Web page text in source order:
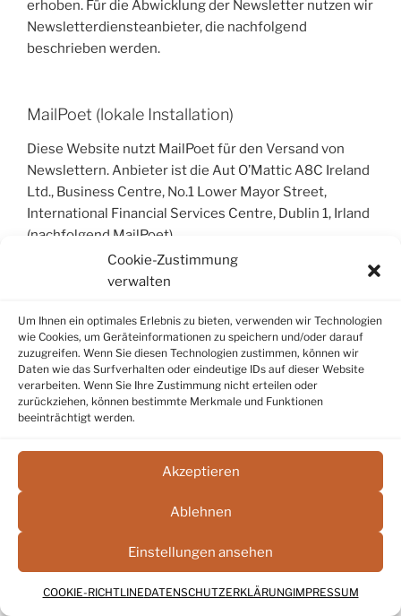
Cookie-Zustimmung
verwalten
Um Ihnen ein optimales Erlebnis zu bieten, verwenden wir Technologien
wie Cookies, um Geräteinformationen zu speichern und/oder darauf
zuzugreifen. Wenn Sie diesen Technologien zustimmen, können wir
Daten wie das Surfverhalten oder eindeutige IDs auf dieser Website
verarbeiten. Wenn Sie Ihre Zustimmung nicht erteilen oder
zurückziehen, können bestimmte Merkmale und Funktionen
beeinträchtigt werden.
Akzeptieren
Ablehnen
Einstellungen ansehen
COOKIE-RICHTLINEDATENSCHUTZERKLÄRUNGIMPRESSUM
erhoben. Für die Abwicklung der Newsletter nutzen wir
Newsletterdiensteanbieter, die nachfolgend
beschrieben werden.
MailPoet (lokale Installation)
Diese Website nutzt MailPoet für den Versand von
Newslettern. Anbieter ist die Aut O’Mattic A8C Ireland
Ltd., Business Centre, No.1 Lower Mayor Street,
International Financial Services Centre, Dublin 1, Irland
(nachfolgend MailPoet).
MailPoet ist ein Dienst, mit dem u.a. der Versand von
Wir haben MailPoet lokal auf unseren Servern
eingebunden. Die von Ihnen zum Zwecke des
Newsletterbezugs eingegeben Daten werden auf
unseren Servern verarbeitet. MailPoet erhält keinen
Zugriff auf diese Daten.
Datenanalyse durch MailPoet
Newsletter-Kampagnen zu analysieren. So können wir
wurde und welche Links ggf. angeklickt wurden. Auf
diese Weise können wir u.a. feststellen, welche Links
besonders oft angeklickt wurden.